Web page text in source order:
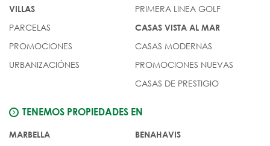
VILLAS
PARCELAS
PROMOCIONES
URBANIZACIÓNES
PRIMERA LINEA GOLF
CASAS VISTA AL MAR
CASAS MODERNAS
PROMOCIONES NUEVAS
CASAS DE PRESTIGIO
TENEMOS PROPIEDADES EN
MARBELLA BENAHAVIS